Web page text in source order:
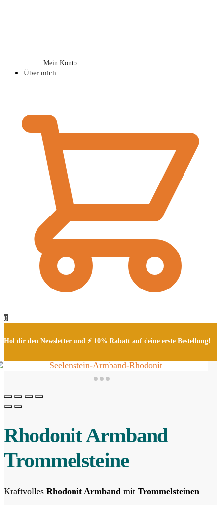
Mein Konto
Über mich
0
Hol dir den Newsletter und ⚡ 10% Rabatt auf deine erste Bestellung!
Rhodonit Armband
Trommelsteine
Kraftvolles Rhodonit Armband mit Trommelsteinen